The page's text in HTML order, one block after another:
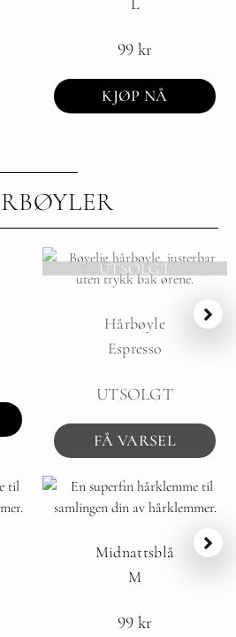
99 kr
KJØP NÅ
UTSOLGT
Hårbøyle
Espresso
UTSOLGT
FÅ VARSEL
Midnattsblå
M
99 kr